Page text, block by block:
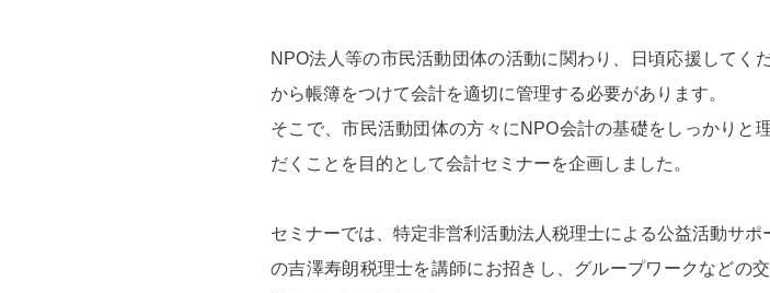
NPO法人等の市民活動団体の活動に関わり、日頃応援してく
から帳簿をつけて会計を適切に管理する必要があります。
そこで、市民活動団体の方々にNPO会計の基礎をしっかりと
だくことを目的として会計セミナーを企画しました。
セミナーでは、特定⾮営利活動法⼈税理⼠による公益活動サ
の吉澤寿朗税理士を講師にお招きし、グループワークなどの